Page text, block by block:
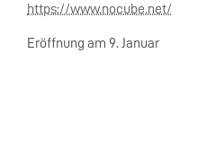
https://www.nocube.net/
Eröffnung am 9. Januar